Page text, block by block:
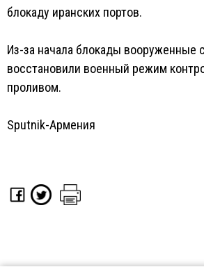
блокаду иранских портов.
Из-за начала блокады вооруженные
восстановили военный режим
проливом.
Sputnik-Армения